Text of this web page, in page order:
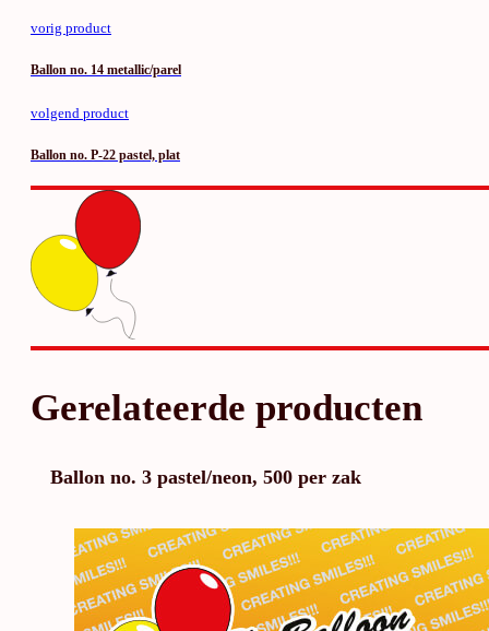
vorig product
Ballon no. 14 metallic/parel
volgend product
Ballon no. P-22 pastel, plat
Gerelateerde producten
Ballon no. 3 pastel/neon, 500 per zak